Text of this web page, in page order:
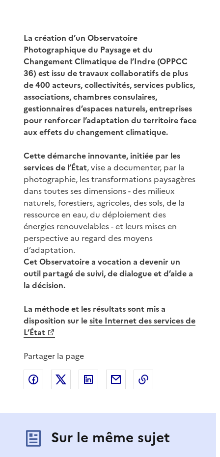
La création d’un Observatoire
Photographique du Paysage et du
Changement Climatique de l’Indre (OPPCC
36) est issu de travaux collaboratifs de plus
de 400 acteurs, collectivités, services publics,
associations, chambres consulaires,
gestionnaires d’espaces naturels, entreprises
pour renforcer l’adaptation du territoire face
aux effets du changement climatique.
Cette démarche innovante, initiée par les
services de l’État, vise a documenter, par la
photographie, les transformations paysagères
dans toutes ses dimensions - des milieux
naturels, forestiers, agricoles, des sols, de la
ressource en eau, du déploiement des
énergies renouvelables - et leurs mises en
perspective au regard des moyens
d’adaptation.
Cet Observatoire a vocation a devenir un
outil partagé de suivi, de dialogue et d’aide a
la décision.
La méthode et les résultats sont mis a
disposition sur lesite Internet des services de
L’État
Partager la page
Partager sur Facebook
Partager sur XPartager sur LinkedIn
Partager par email
Sur le même sujet